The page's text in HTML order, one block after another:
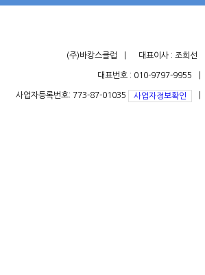
(주)바캉스클럽 대표이사 : 조희선
대표번호 : 010-9797-9955
사업자등록번호: 773-87-01035 사업자정보확인